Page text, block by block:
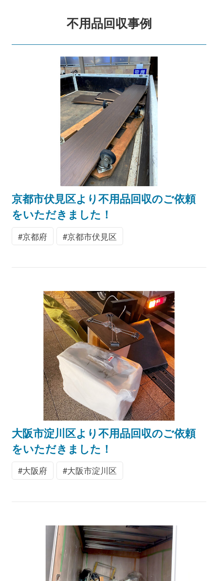
不用品回収事例
京都市伏見区より不用品回収のご依頼
をいただきました！
京都府 京都市伏見区
大阪市淀川区より不用品回収のご依頼
をいただきました！
大阪府 大阪市淀川区